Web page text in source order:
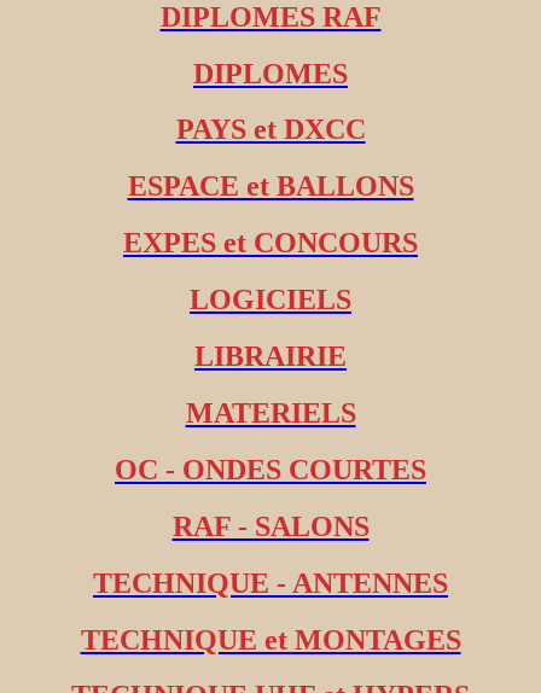
DIPLOMES RAF
DIPLOMES
PAYS et DXCC
ESPACE et BALLONS
EXPES et CONCOURS
LOGICIELS
LIBRAIRIE
MATERIELS
OC - ONDES COURTES
RAF - SALONS
TECHNIQUE - ANTENNES
TECHNIQUE et MONTAGES